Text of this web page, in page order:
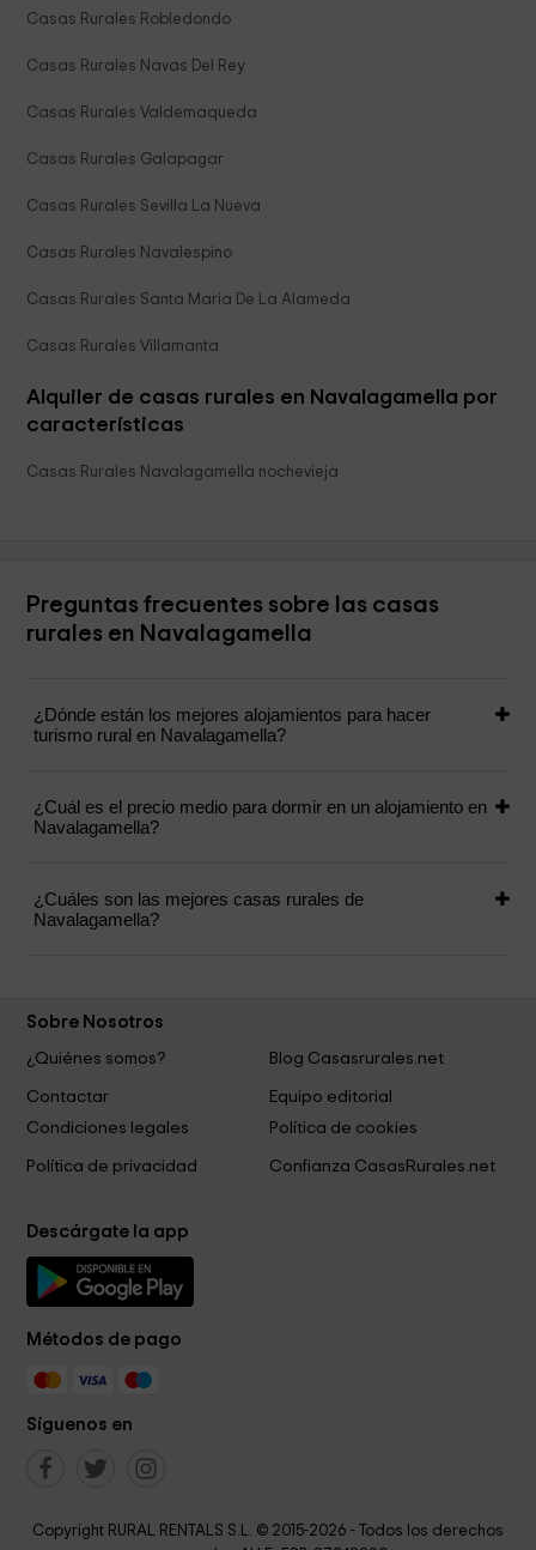
Casas Rurales Robledondo
Casas Rurales Navas Del Rey
Casas Rurales Valdemaqueda
Casas Rurales Galapagar
Casas Rurales Sevilla La Nueva
Casas Rurales Navalespino
Casas Rurales Santa Maria De La Alameda
Casas Rurales Villamanta
Alquiler de casas rurales en Navalagamella por
características
Casas Rurales Navalagamella nochevieja
Preguntas frecuentes sobre las casas
rurales en Navalagamella
¿Dónde están los mejores alojamientos para hacer
turismo rural en Navalagamella?
¿Cuál es el precio medio para dormir en un alojamiento en
Navalagamella?
¿Cuáles son las mejores casas rurales de
Navalagamella?
Sobre Nosotros
¿Quiénes somos?
Blog Casasrurales.net
Contactar
Equipo editorial
Condiciones legales
Política de cookies
Política de privacidad Confianza CasasRurales.net
Descárgate la app
Métodos de pago
Síguenos en
Copyright RURAL RENTALS S.L. © 2015-2026 - Todos los derechos